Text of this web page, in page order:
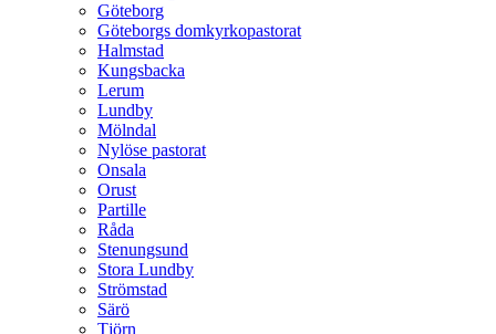
Göteborg
Göteborgs domkyrkopastorat
Halmstad
Kungsbacka
Lerum
Lundby
Mölndal
Nylöse pastorat
Onsala
Orust
Partille
Råda
Stenungsund
Stora Lundby
Strömstad
Särö
Tjörn